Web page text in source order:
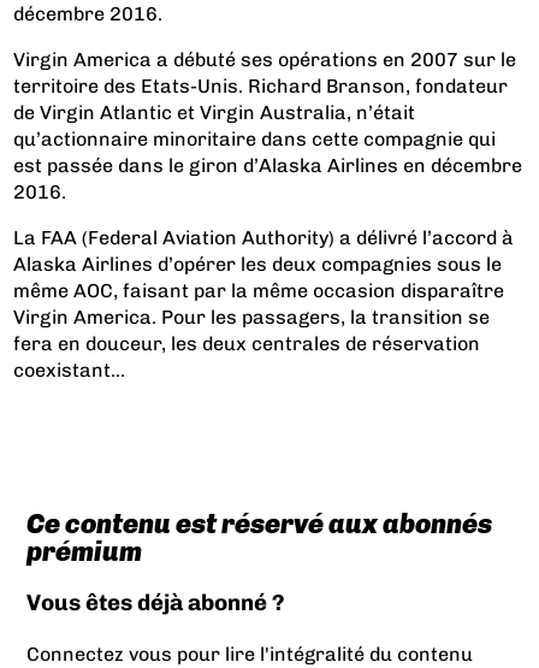
décembre 2016.
Virgin America a débuté ses opérations en 2007 sur le
territoire des Etats-Unis. Richard Branson, fondateur
de Virgin Atlantic et Virgin Australia, n’était
qu’actionnaire minoritaire dans cette compagnie qui
est passée dans le giron d’Alaska Airlines en décembre
2016.
La FAA (Federal Aviation Authority) a délivré l’accord à
Alaska Airlines d’opérer les deux compagnies sous le
même AOC, faisant par la même occasion disparaître
Virgin America. Pour les passagers, la transition se
fera en douceur, les deux centrales de réservation
coexistant...
Ce contenu est réservé aux abonnés
prémium
Vous êtes déjà abonné ?
Connectez vous pour lire l'intégralité du contenu